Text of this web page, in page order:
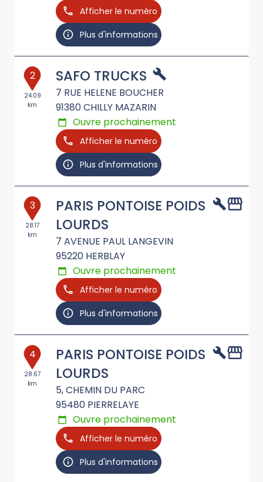
Afficher le numéro
Plus d'informations
2
24.09
km
SAFO TRUCKS
7 RUE HELENE BOUCHER
91380CHILLY MAZARIN
Ouvre prochainement
Afficher le numéro
Plus d'informations
3
28.17
km
PARIS PONTOISE POIDS
LOURDS
7 AVENUE PAUL LANGEVIN
95220 HERBLAY
Ouvre prochainement
Afficher le numéro
Plus d'informations
4
28.67
km
PARIS PONTOISE POIDS
LOURDS
5, CHEMIN DU PARC
95480 PIERRELAYE
Ouvre prochainement
Afficher le numéro
Plus d'informations